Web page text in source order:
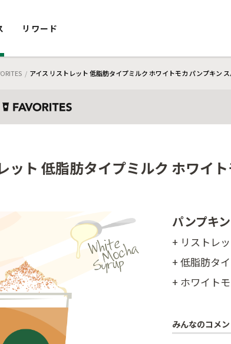
リワード
アイス リストレット 低脂肪タイプミルク ホワイトモカ パンプキン ス
ット 低脂肪タイプミルク ホワイ
パンプキ
+ リストレ
+ 低脂肪タ
+ ホワイト
みんなのコメ